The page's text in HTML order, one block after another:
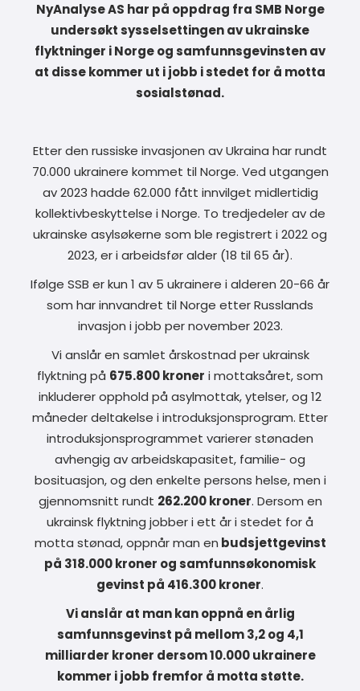
NyAnalyse AS har på oppdrag fra SMB Norge
undersøkt sysselsettingen av ukrainske
flyktninger i Norge og samfunnsgevinsten av
at disse kommer ut i jobb i stedet for å motta
sosialstønad.
Etter den russiske invasjonen av Ukraina har rundt
70.000 ukrainere kommet til Norge. Ved utgangen
av 2023 hadde 62.000 fått innvilget midlertidig
kollektivbeskyttelse i Norge. To tredjedeler av de
ukrainske asylsøkerne som ble registrert i 2022 og
2023, er i arbeidsfør alder (18 til 65 år).
Ifølge SSB er kun 1 av 5 ukrainere i alderen 20-66 år
som har innvandret til Norge etter Russlands
invasjon i jobb per november 2023.
Vi anslår en samlet årskostnad per ukrainsk
flyktning på 675.800 kroner i mottaksåret, som
inkluderer opphold på asylmottak, ytelser, og 12
måneder deltakelse i introduksjonsprogram. Etter
introduksjonsprogrammet varierer stønaden
avhengig av arbeidskapasitet, familie- og
bosituasjon, og den enkelte persons helse, men i
gjennomsnitt rundt 262.200 kroner. Dersom en
ukrainsk flyktning jobber i ett år i stedet for å
motta stønad, oppnår man en budsjettgevinst
på 318.000 kroner og samfunnsøkonomisk
gevinst på 416.300 kroner.
Vi anslår at man kan oppnå en årlig
samfunnsgevinst på mellom 3,2 og 4,1
milliarder kroner dersom 10.000 ukrainere
kommer i jobb fremfor å motta støtte.